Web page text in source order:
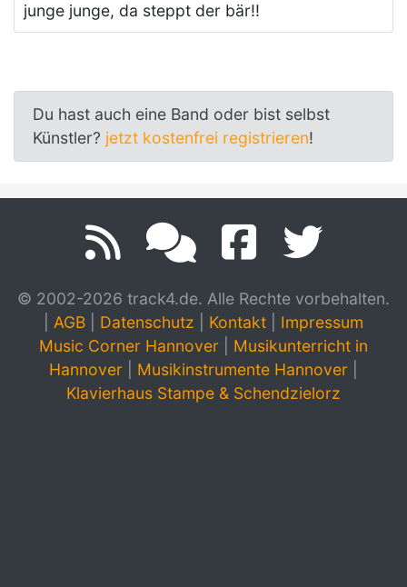
junge junge, da steppt der bär!!
Du hast auch eine Band oder bist selbst
Künstler? jetzt kostenfrei registrieren!
© 2002-2026 track4.de. Alle Rechte vorbehalten.
AGB Datenschutz Kontakt
Impressum
Music Corner Hannover
Musikunterricht in
Hannover
Musikinstrumente Hannover
Klavierhaus Stampe & Schendzielorz